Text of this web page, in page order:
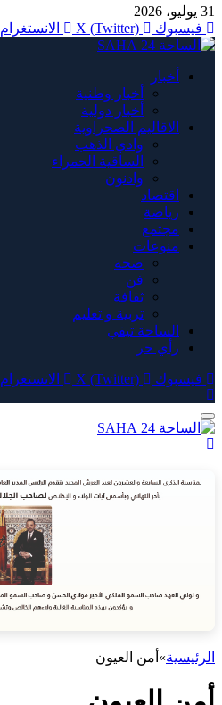
31 يوليو، 2026
فيسبوك
X (Twitter) الانستغرام
أخبار
أخبار وطنية
أخبار دولية
الاقاليم الصحراوية
وادي الذهب
الساقية الحمراء
وادنون
اقتصاد
رياضة
مجتمع
منوعات
صحة
فن
ثقافة
تربية و تعليم
الساحة تيفي
رأي حر
فيسبوك X (Twitter) الانستغرام
الرئيسية» أمن العيون